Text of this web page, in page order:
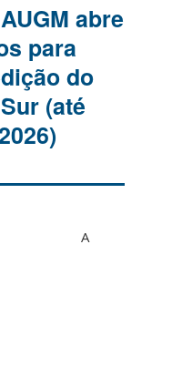
abre
para
do
(até
A